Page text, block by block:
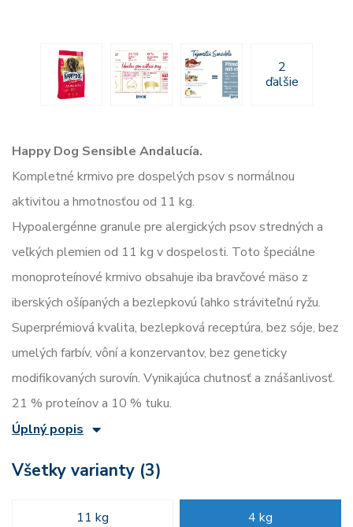
2
ďalšie
Happy Dog Sensible Andalucía.
Kompletné krmivo pre dospelých psov s normálnou
aktivitou a hmotnosťou od 11 kg.
Hypoalergénne granule pre alergických psov stredných a
veľkých plemien od 11 kg v dospelosti. Toto špeciálne
monoproteínové krmivo obsahuje iba bravčové mäso z
iberských ošípaných a bezlepkovú ľahko stráviteľnú ryžu.
Superprémiová kvalita, bezlepková receptúra, bez sóje, bez
umelých farbív, vôní a konzervantov, bez geneticky
modifikovaných surovín. Vynikajúca chutnosť a znášanlivosť.
21 % proteínov a 10 % tuku.
Úplný popis
Všetky varianty (3)
11 kg 4 kg